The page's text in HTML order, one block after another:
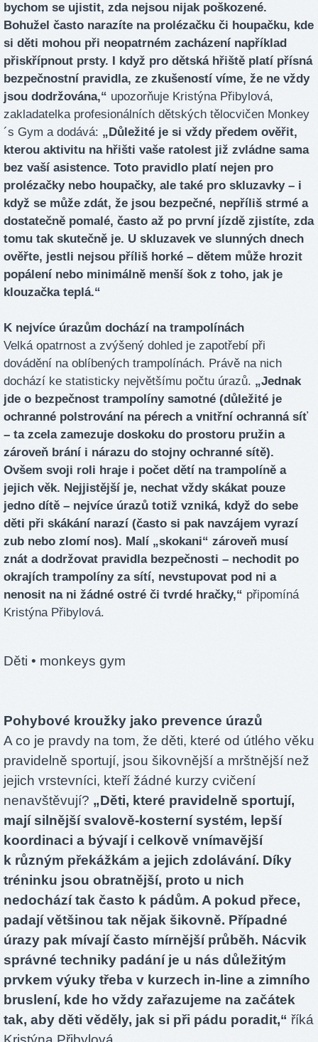
bychom se ujistit, zda nejsou nijak poškozené.
Bohužel často narazíte na prolézačku či houpačku, kde
si děti mohou při neopatrném zacházení například
přiskřípnout prsty. I když pro dětská hřiště platí přísná
bezpečnostní pravidla, ze zkušeností víme, že ne vždy
jsou dodržována,“ upozorňuje Kristýna Přibylová,
zakladatelka profesionálních dětských tělocvičen Monkey
´s Gym a dodává: „Důležité je si vždy předem ověřit,
kterou aktivitu na hřišti vaše ratolest již zvládne sama
bez vaší asistence. Toto pravidlo platí nejen pro
prolézačky nebo houpačky, ale také pro skluzavky – i
když se může zdát, že jsou bezpečné, nepříliš strmé a
dostatečně pomalé, často až po první jízdě zjistíte, zda
tomu tak skutečně je. U skluzavek ve slunných dnech
ověřte, jestli nejsou příliš horké – dětem může hrozit
popálení nebo minimálně menší šok z toho, jak je
klouzačka teplá.“
K nejvíce úrazům dochází na trampolínách
Velká opatrnost a zvýšený dohled je zapotřebí při
dovádění na oblíbených trampolínách. Právě na nich
dochází ke statisticky největšímu počtu úrazů. „Jednak
jde o bezpečnost trampolíny samotné (důležité je
ochranné polstrování na pérech a vnitřní ochranná síť
– ta zcela zamezuje doskoku do prostoru pružin a
zároveň brání i nárazu do stojny ochranné sítě).
Ovšem svoji roli hraje i počet dětí na trampolíně a
jejich věk. Nejjistější je, nechat vždy skákat pouze
jedno dítě – nejvíce úrazů totiž vzniká, když do sebe
děti při skákání narazí (často si pak navzájem vyrazí
zub nebo zlomí nos). Malí „skokani“ zároveň musí
znát a dodržovat pravidla bezpečnosti – nechodit po
okrajích trampolíny za sítí, nevstupovat pod ni a
nenosit na ni žádné ostré či tvrdé hračky,“ připomíná
Kristýna Přibylová.
Děti • monkeys gym
Pohybové kroužky jako prevence úrazů
A co je pravdy na tom, že děti, které od útlého věku
pravidelně sportují, jsou šikovnější a mrštnější než
jejich vrstevníci, kteří žádné kurzy cvičení
nenavštěvují? „Děti, které pravidelně sportují,
mají silnější svalově-kosterní systém, lepší
koordinaci a bývají i celkově vnímavější
k různým překážkám a jejich zdolávání. Díky
tréninku jsou obratnější, proto u nich
nedochází tak často k pádům. A pokud přece,
padají většinou tak nějak šikovně. Případné
úrazy pak mívají často mírnější průběh. Nácvik
správné techniky padání je u nás důležitým
prvkem výuky třeba v kurzech in-line a zimního
bruslení, kde ho vždy zařazujeme na začátek
tak, aby děti věděly, jak si při pádu poradit,“ říká